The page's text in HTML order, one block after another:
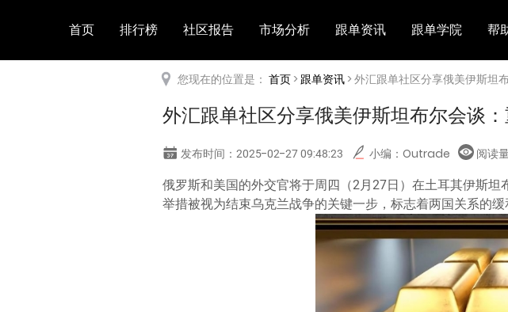
首页 排行榜 社区报告 市场分析 跟单资讯 跟单学院 帮
您现在的位置是： 首页>跟单资讯> 外汇跟单社区分享俄美伊斯坦
外汇跟单社区分享俄美伊斯坦布尔会谈
发布时间：2025-02-27 09:48:23 小编：Outrade 阅读
俄罗斯和美国的外交官将于周四（2月27日）在土耳其伊斯坦
举措被视为结束乌克兰战争的关键一步，标志着两国关系的缓